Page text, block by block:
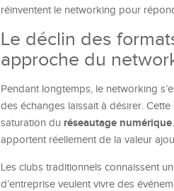
réinventent le networking pour
Le déclin des
approche du
Pendant longtemps, le networking
des échanges laissait à désirer.
saturation du réseautage numérique
apportent réellement de la valeur
Les clubs traditionnels connaissent
d’entreprise veulent vivre des